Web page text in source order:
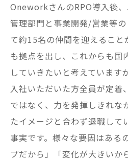
OneworkさんのRPO導入後、
管理部門と事業開発/営業等
て約15名の仲間を迎えること
も拠点を出し、これからも国
していきたいと考えています
入社いただいた方全員が定着
ではなく、力を発揮しきれな
たイメージと合わず退職して
事実です。様々な要因はある
プだから」「変化が大きいか